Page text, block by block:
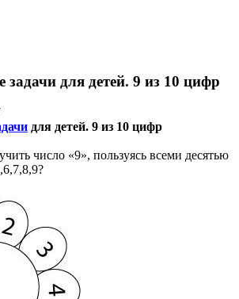
задачи для детей. 9 из 10 цифр
для детей. 9 из 10 цифр
число «9», пользуясь всеми десятью